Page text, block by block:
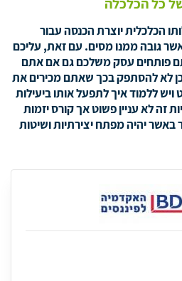
הכלכלית יוצרת הכנסה עבור
גובה ממנו מסים. עם זאת, עליכם
פותחים עסק משלכם גם אם אתם
כן לא להסתפק בכך שאתם מכירים את
ללמוד איך לתפעל אותו ביעילות
זה לא עניין פשוט אך קורס יזמות
יהיה מפתח יצירתיות ושיטות